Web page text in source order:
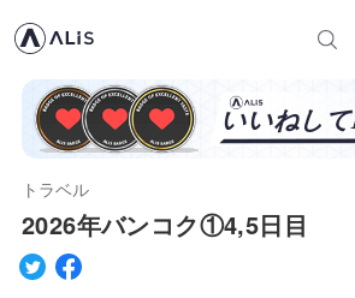
トラベル
2026年バンコク①4,5日目